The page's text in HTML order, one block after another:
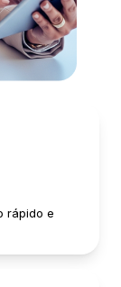
rápido e